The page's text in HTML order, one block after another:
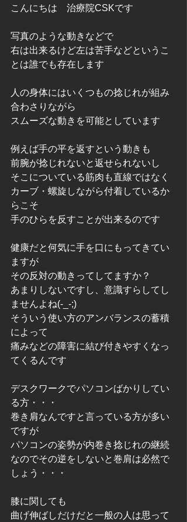
こんにちは　治療院CSKです
写真のような動きなどで
右は出来るけど左は苦手などというこ
とは誰でも存在します
人の身体にはいくつもの捻じれが組み
合わさりながら
スムーズな動きを可能としています
例えば手の平を返すという動きも
前腕が捻じれないと返せられないし
そこについている筋肉も直線ではなく
カーブ・螺旋しながら付着しているか
らこそ
手のひらを反すことが出来るのです
健康だと何気に手を口にもってきてい
ますが
その反対の動きってしてますか？
あまりしないですし、意識すらしてし
ませんよね(-_-;)
そういう使い方のアンバランスの蓄積
によって
痛みなどの障害に結び付きやすくなっ
てくるんです
デスクワークでパソコンばかりしてい
る方・・・
巻き肩なんですと言っている方が多い
ですが
パソコンの姿勢が内巻き捻じれの継続
なのでその逆をしないと巻肩は必然で
しょう・・・
膝に関しても
曲げ伸ばしだけだと一般の人は思って